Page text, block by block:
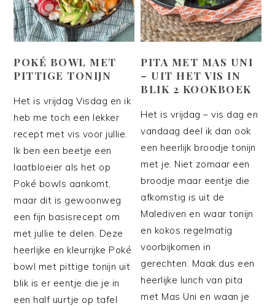
POKÉ BOWL MET
PITTIGE TONIJN
Het is vrijdag Visdag en ik
heb me toch een lekker
recept met vis voor jullie.
Ik ben een beetje een
laatbloeier als het op
Poké bowls aankomt,
maar dit is gewoonweg
een fijn basisrecept om
met jullie te delen. Deze
heerlijke en kleurrijke Poké
bowl met pittige tonijn uit
blik is er eentje die je in
een half uurtje op tafel
PITA MET MAS UNI
– UIT HET VIS IN
BLIK 2 KOOKBOEK
Het is vrijdag – vis dag en
vandaag deel ik dan ook
een heerlijk broodje tonijn
met je. Niet zomaar een
broodje maar eentje die
afkomstig is uit de
Malediven en waar tonijn
en kokos regelmatig
voorbijkomen in
gerechten. Maak dus een
heerlijke lunch van pita
met Mas Uni en waan je